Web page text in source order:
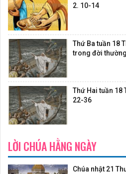
2. 10-14
Thứ Ba tuần 18
trong đời
Thứ Hai tuần 18
22-36
LỜI CHÚA HẰNG NGÀY
Chúa nhật 21